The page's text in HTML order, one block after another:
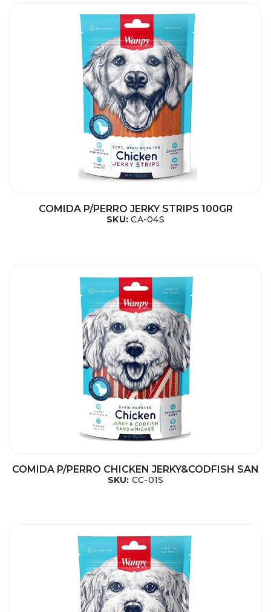
COMIDA P/PERRO JERKY STRIPS 100GR
SKU:CA-04S
COMIDA P/PERRO CHICKEN JERKY&CODFISH SAN
SKU: CC-01S